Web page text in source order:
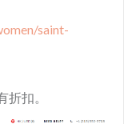
saint-
扣。